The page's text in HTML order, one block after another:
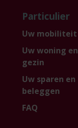
Particulier
Uw mobiliteit
Uw woning en
gezin
Uw sparen en
beleggen
FAQ